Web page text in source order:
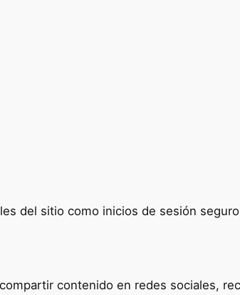
del sitio como inicios de sesión
contenido en redes sociales,